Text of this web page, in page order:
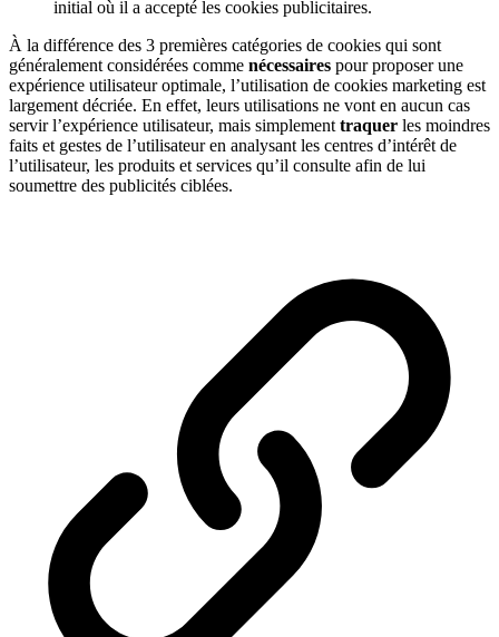
initial où il a accepté les cookies publicitaires.
À la différence des 3 premières catégories de cookies qui sont
généralement considérées comme nécessaires pour proposer une
expérience utilisateur optimale, l’utilisation de cookies marketing est
largement décriée. En effet, leurs utilisations ne vont en aucun cas
servir l’expérience utilisateur, mais simplement traquer les moindres
faits et gestes de l’utilisateur en analysant les centres d’intérêt de
l’utilisateur, les produits et services qu’il consulte afin de lui
soumettre des publicités ciblées.